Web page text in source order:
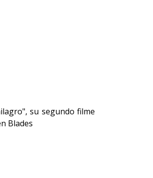
su segundo filme
Blades